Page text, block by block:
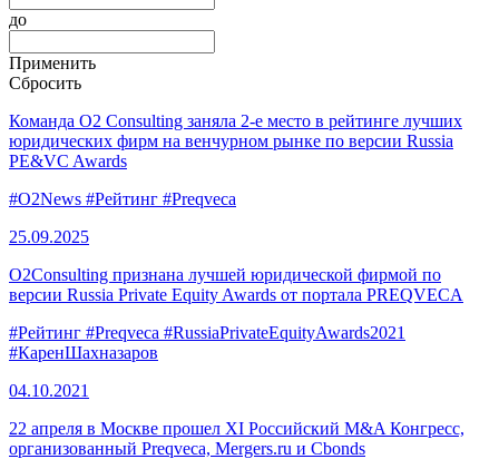
до
Применить
Сбросить
Команда O2 Consulting заняла 2-е место в рейтинге лучших
юридических фирм на венчурном рынке по версии Russia
PE&VC Awards
#O2News #Рейтинг #Preqveca
25.09.2025
O2Consulting признана лучшей юридической фирмой по
версии Russia Private Equity Awards от портала PREQVECA
#Рейтинг #Preqveca #RussiaPrivateEquityAwards2021
#КаренШахназаров
04.10.2021
22 апреля в Москве прошел XI Российский M&A Конгресс,
организованный Preqveca, Mergers.ru и Cbonds